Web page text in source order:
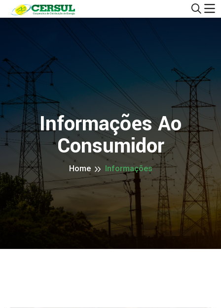
Informações Ao
Consumidor
Home Informações